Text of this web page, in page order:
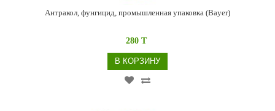
Антракол, фунгицид, промышленная упаковка (Bayer)
280 T
В КОРЗИНУ